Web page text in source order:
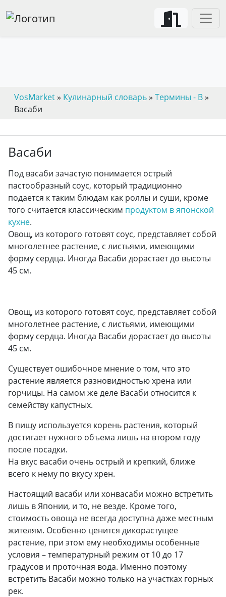
VosMarket» Кулинарный словарь» Термины - В»
Васаби
Васаби
Под васаби зачастую понимается острый
пастообразный соус, который традиционно
подается к таким блюдам как роллы и суши, кроме
того считается классическим продуктом в японской
кухне.
Овощ, из которого готовят соус, представляет собой
многолетнее растение, с листьями, имеющими
форму сердца. Иногда Васаби дорастает до высоты
45 см.
Овощ, из которого готовят соус, представляет собой
многолетнее растение, с листьями, имеющими
форму сердца. Иногда Васаби дорастает до высоты
45 см.
Существует ошибочное мнение о том, что это
растение является разновидностью хрена или
горчицы. На самом же деле Васаби относится к
семейству капустных.
В пищу используется корень растения, который
достигает нужного объема лишь на втором году
после посадки.
На вкус васаби очень острый и крепкий, ближе
всего к нему по вкусу хрен.
Настоящий васаби или хонвасаби можно встретить
лишь в Японии, и то, не везде. Кроме того,
стоимость овоща не всегда доступна даже местным
жителям. Особенно ценится дикорастущее
растение, при этом ему необходимы особенные
условия – температурный режим от 10 до 17
градусов и проточная вода. Именно поэтому
встретить Васаби можно только на участках горных
рек.